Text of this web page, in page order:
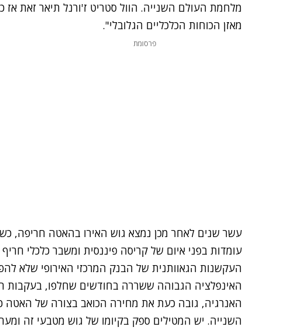
מלחמת העולם השנייה. הוול סטריט ז'ורנל תיאר זאת אז
מאזן הכוחות הכלכליים הגלובלי".
פרסומת
עשר שנים לאחר מכן נמצא גוש האירו בהאטה חריפה,
העקשנות הגאוותנית של הבנק המרכזי האירופי שלא
האינפלציה הגבוהה ששררה בחודשים שחלפו, בעקבות
האנרגיה, גובה כעת את מחירה הכואב בצורה של האטה
השנייה. יש המטילים ספק בקיומו של גוש מטבעי זה